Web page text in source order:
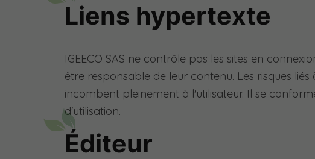
Liens hypertexte
IGEECO SAS ne contrôle pas les sites en
être responsable de leur contenu. Les risques liés
incombent pleinement à l'utilisateur. Il se
d'utilisation.
Éditeur